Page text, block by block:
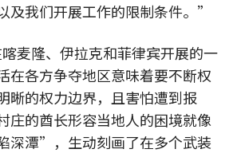
及我们开展工作的限制条件。”
麦隆、伊拉克和菲律宾开展的一
在各方争夺地区意味着要不断权
晰的权力边界，且害怕遭到报
庄的酋长形容当地人的困境就像
深潭”，生动刻画了在多个武装